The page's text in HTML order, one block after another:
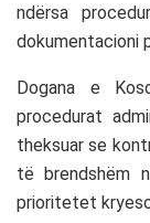
ndërsa
dokumentacioni
Dogana e
procedurat
theksuar se
të brendshëm
prioritetet